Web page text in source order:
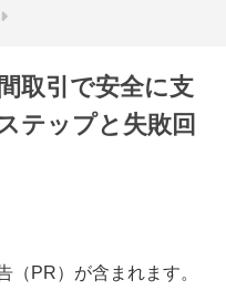
取引で安全に支
テップと失敗回
PR）が含まれます。